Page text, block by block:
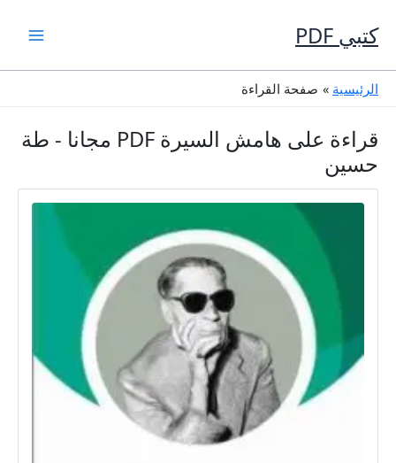
إلى
المحتوى
كتبي PDF
الرئيسية صفحة القراءة
قراءة على هامش السيرة PDF مجانا - طة
حسين